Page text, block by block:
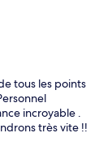
tous les points
incroyable .
très vite !!